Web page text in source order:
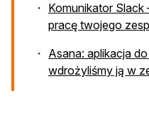
Komunikator Slack
pracę twojego
Asana: aplikacja
wdrożyliśmy ją w